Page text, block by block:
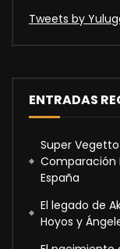
Tweets by
ENTRADAS
Super
Comparación
España
El legado de
Hoyos y